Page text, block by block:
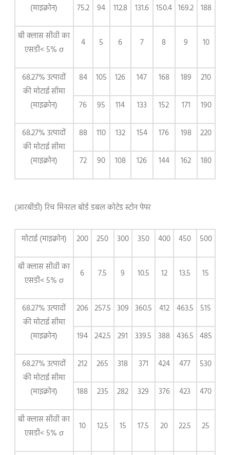
(माइक्रोन)
75.2 94 112.8 131.6 150.4 169.2 188
बी क्लास सीवी का
एसडी< 5% σ
4 5 6 7 8 9 10
68.27% उत्पादों
की मोटाई सीमा
(माइक्रोन)
84 105 126 147 168 189 210
76 95 114 133 152 171 190
68.27% उत्पादों
की मोटाई सीमा
(माइक्रोन)
88 110 132 154 176 198 220
72 90 108 126 144 162 180
(आरबीडी) रिच मिनरल बोर्ड डबल कोटेड स्टोन पेपर
मोटाई (माइक्रोन) 200 250 300 350 400 450 500
बी क्लास सीवी का
एसडी< 5% σ
6 7.5 9 10.5 12 13.5 15
68.27% उत्पादों
की मोटाई सीमा
(माइक्रोन)
206 257.5 309 360.5 412 463.5 515
194 242.5 291 339.5 388 436.5 485
68.27% उत्पादों
की मोटाई सीमा
(माइक्रोन)
212 265 318 371 424 477 530
188 235 282 329 376 423 470
बी क्लास सीवी का
एसडी< 5% σ
10 12.5 15 17.5 20 22.5 25